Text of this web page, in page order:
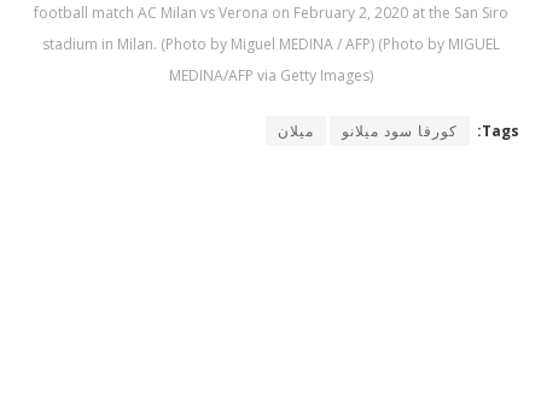
football match AC Milan vs Verona on February 2, 2020 at the San Siro
stadium in Milan. (Photo by Miguel MEDINA / AFP) (Photo by MIGUEL
MEDINA/AFP via Getty Images)
Tags: كورفا سود ميلانو ميلان